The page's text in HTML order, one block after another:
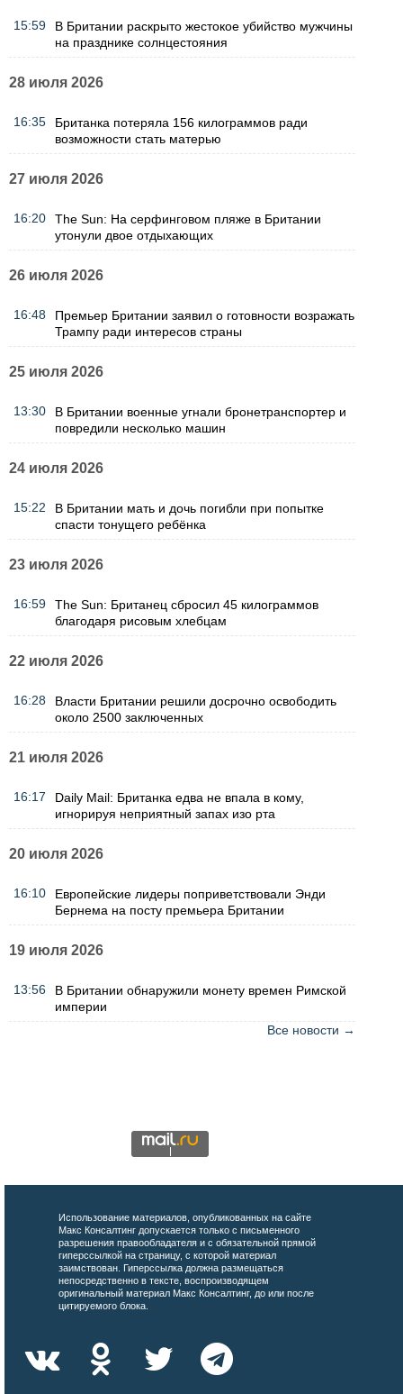
15:59
В Британии раскрыто жестокое убийство мужчины
на празднике солнцестояния
28 июля 2026
16:35
Британка потеряла 156 килограммов ради
возможности стать матерью
27 июля 2026
16:20
The Sun: На серфинговом пляже в Британии
утонули двое отдыхающих
26 июля 2026
16:48
Премьер Британии заявил о готовности возражать
Трампу ради интересов страны
25 июля 2026
13:30
В Британии военные угнали бронетранспортер и
повредили несколько машин
24 июля 2026
15:22
В Британии мать и дочь погибли при попытке
спасти тонущего ребёнка
23 июля 2026
16:59
The Sun: Британец сбросил 45 килограммов
благодаря рисовым хлебцам
22 июля 2026
16:28
Власти Британии решили досрочно освободить
около 2500 заключенных
21 июля 2026
16:17
Daily Mail: Британка едва не впала в кому,
игнорируя неприятный запах изо рта
20 июля 2026
16:10
Европейские лидеры поприветствовали Энди
Бернема на посту премьера Британии
19 июля 2026
13:56
В Британии обнаружили монету времен Римской
империи
Все новости →
Использование материалов, опубликованных на сайте
Макс Консалтинг допускается только с письменного
разрешения правообладателя и с обязательной прямой
гиперссылкой на страницу, с которой материал
заимствован. Гиперссылка должна размещаться
непосредственно в тексте, воспроизводящем
оригинальный материал Макс Консалтинг, до или после
цитируемого блока.